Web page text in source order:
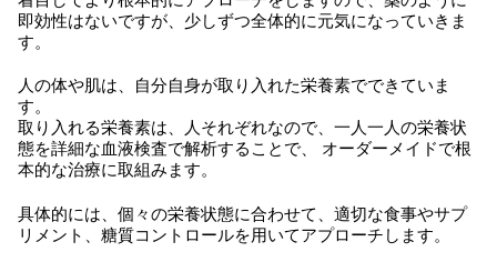
即効性はないですが、少しずつ全体的に元気になっていきま
す。
人の体や肌は、自分自身が取り入れた栄養素でできていま
す。
取り入れる栄養素は、人それぞれなので、一人一人の栄養状
態を詳細な血液検査で解析することで、 オーダーメイドで根
本的な治療に取組みます。
具体的には、個々の栄養状態に合わせて、適切な食事やサプ
リメント、糖質コントロールを用いてアプローチします。